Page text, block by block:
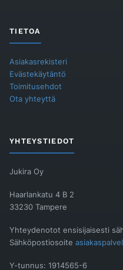
TIETOA
Asiakasrekisteri
Evästekäytäntö
Toimitusehdot
Ota yhteyttä
YHTEYSTIEDOT
Jukira Oy
Haarlankatu 4 B 2
33230 Tampere
Yhteydenotot ensisijaisesti
Sähköpostiosoite
Y-tunnus: 1914565-6